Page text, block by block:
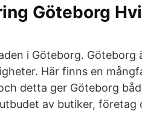
Göteborg
i Göteborg.
Här finns en
detta ger Göteborg
av butiker, företag